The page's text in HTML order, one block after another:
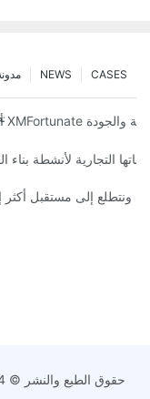
CASES
NEWS
مصمم بريطاني رسماً
احتفال الافتتاح
التجارية لأنشطة بناء
ونتطلع إلى مستقبل أكثر